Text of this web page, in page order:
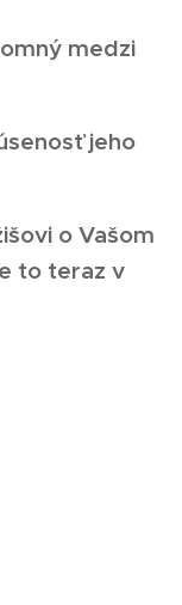
medzi
jeho
o Vašom
to teraz v